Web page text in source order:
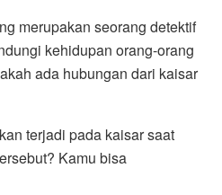
merupakan seorang detektif
kehidupan orang-orang
ada hubungan dari kaisar
terjadi pada kaisar saat
Kamu bisa